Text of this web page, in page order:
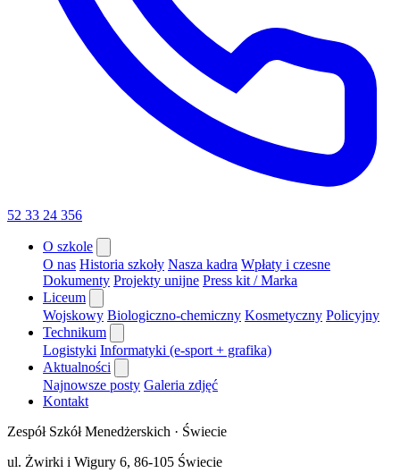
52 33 24 356
O szkole
O nas Historia szkoły Nasza kadra Wpłaty i czesne
Dokumenty Projekty unijne Press kit / Marka
Liceum
Wojskowy Biologiczno-chemiczny Kosmetyczny Policyjny
Technikum
Logistyki Informatyki (e-sport + grafika)
Aktualności
Najnowsze posty Galeria zdjęć
Kontakt
Zespół Szkół Menedżerskich · Świecie
ul. Żwirki i Wigury 6, 86-105 Świecie